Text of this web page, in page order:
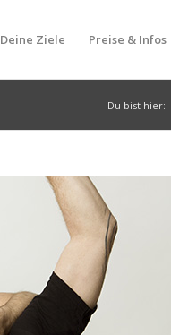
Deine Ziele Preise & Infos
Du bist hier: